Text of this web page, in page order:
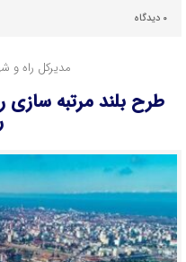
۰ دیدگاه
مدیرکل راه و
طرح بلند مرتبه‌ سازی